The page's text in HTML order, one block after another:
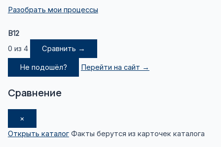
Разобрать мои процессы
B12
0 из 4
Сравнить →
Не подошёл? Перейти на сайт →
Сравнение
×
Открыть каталог Факты берутся из карточек каталога